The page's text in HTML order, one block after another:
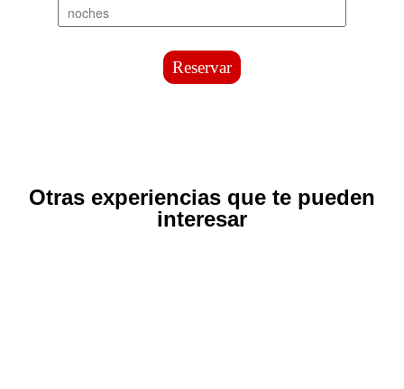
Reservar
Otras experiencias que te pueden
interesar